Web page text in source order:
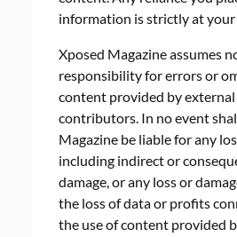
information is strictly at your
Xposed Magazine assumes
responsibility for errors or
content provided by
contributors. In no event
Magazine be liable for any
including indirect or
damage, or any loss or
the loss of data or profits
the use of content provided